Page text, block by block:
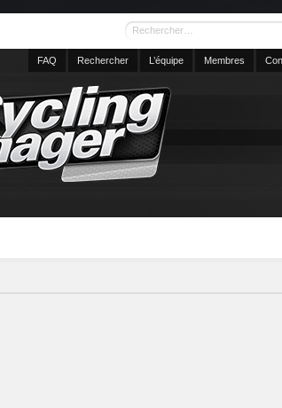
FAQ Rechercher L’équipe Membres